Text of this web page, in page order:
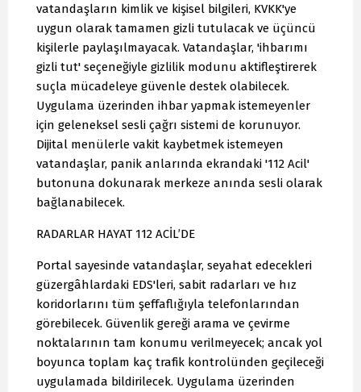
vatandaşların kimlik ve kişisel bilgileri, KVKK'ye
uygun olarak tamamen gizli tutulacak ve üçüncü
kişilerle paylaşılmayacak. Vatandaşlar, 'ihbarımı
gizli tut' seçeneğiyle gizlilik modunu aktifleştirerek
suçla mücadeleye güvenle destek olabilecek.
Uygulama üzerinden ihbar yapmak istemeyenler
için geleneksel sesli çağrı sistemi de korunuyor.
Dijital menülerle vakit kaybetmek istemeyen
vatandaşlar, panik anlarında ekrandaki '112 Acil'
butonuna dokunarak merkeze anında sesli olarak
bağlanabilecek.
RADARLAR HAYAT 112 ACİL’DE
Portal sayesinde vatandaşlar, seyahat edecekleri
güzergâhlardaki EDS'leri, sabit radarları ve hız
koridorlarını tüm şeffaflığıyla telefonlarından
görebilecek. Güvenlik gereği arama ve çevirme
noktalarının tam konumu verilmeyecek; ancak yol
boyunca toplam kaç trafik kontrolünden geçileceği
uygulamada bildirilecek. Uygulama üzerinden